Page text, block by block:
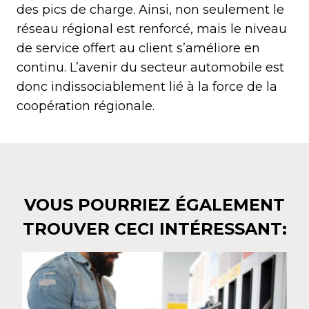
des pics de charge. Ainsi, non seulement le
réseau régional est renforcé, mais le niveau
de service offert au client s’améliore en
continu. L’avenir du secteur automobile est
donc indissociablement lié à la force de la
coopération régionale.
VOUS POURRIEZ ÉGALEMENT
TROUVER CECI INTÉRESSANT: